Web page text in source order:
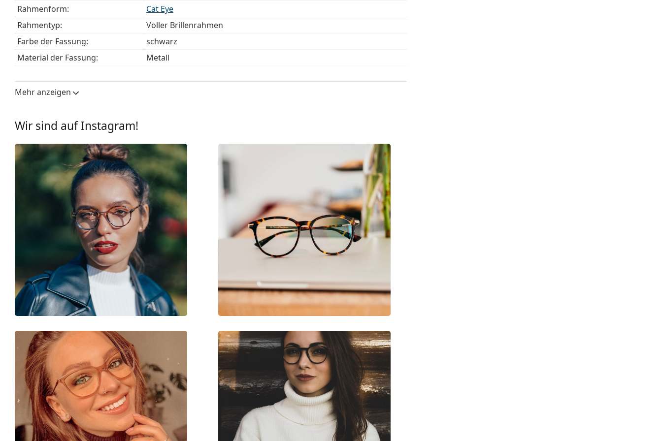
Es ist ein Medizinprodukt. Lesen Sie vor dem Gebrauch die Anleitung.
Rahmenform:
Cat Eye
Rahmentyp:
Voller Brillenrahmen
Farbe der Fassung:
schwarz
Material der Fassung:
Metall
Brillenbreite:
Stegbreite:
Verstellbare Nasenpads:
Ja
Federscharnier:
Nein
Accessories
Ja
Reinigungstuch:
Ja
Damen
Kategorie:
Marke:
Emporio Armani
Code:
0EA1087 3014 54
Mehr anzeigen
Wir sind auf Instagram!